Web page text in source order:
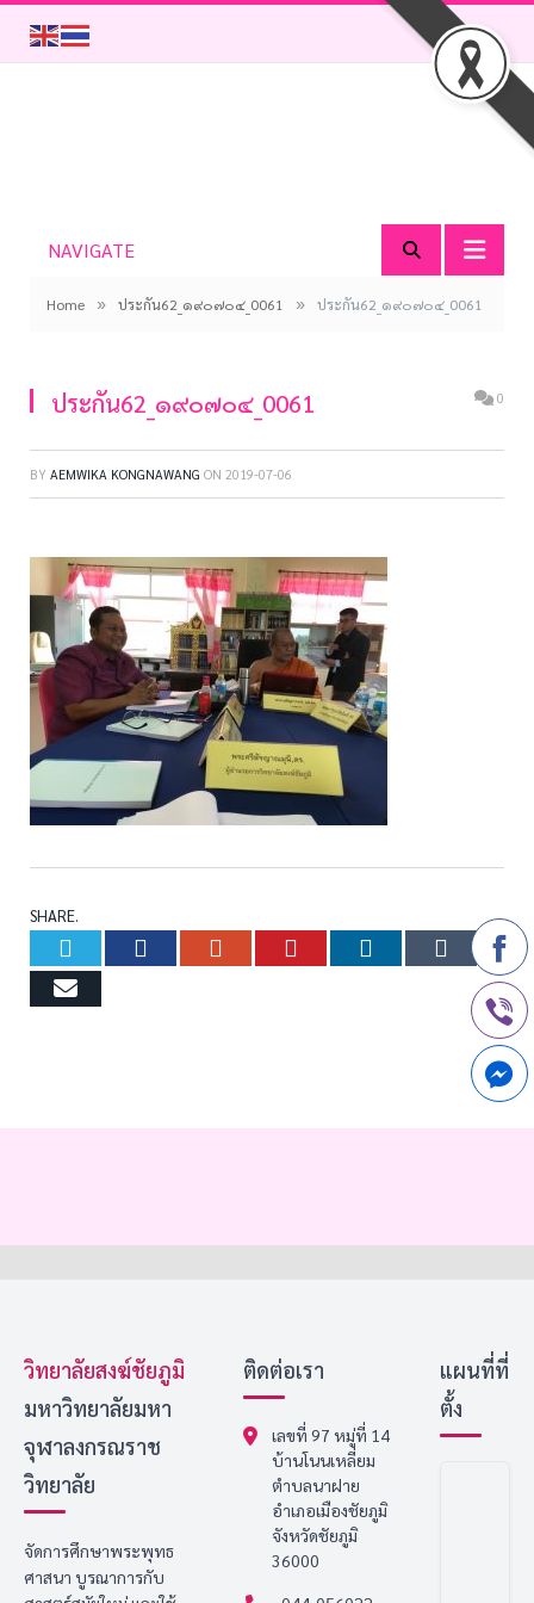
NAVIGATE
Home » ประกัน62_๑๙๐๗๐๔_0061 » ประกัน62_๑๙๐๗๐๔_0061
ประกัน62_๑๙๐๗๐๔_0061 0
BY AEMWIKA KONGNAWANG ON 2019-07-06
SHARE.
TwitterFacebookGoogle+PinterestLinkedIn
Email
วิทยาลัยสงฆ์ชัยภูมิ
มหาวิทยาลัยมหา
จุฬาลงกรณราช
วิทยาลัย
จัดการศึกษาพระพุทธ
ศาสนา บูรณาการกับ
ติดต่อเรา
เลขที่ 97 หมู่ที่ 14
บ้านโนนเหลี่ยม
ตำบลนาฝาย
อำเภอเมืองชัยภูมิ
จังหวัดชัยภูมิ
36000
แผนที่ที่
ตั้ง